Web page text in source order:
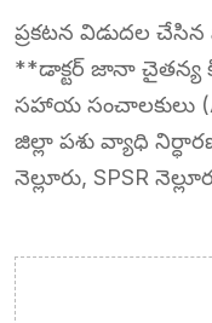
ప్రకటన విడుదల చేసిన
**డాక్టర్ జానా చైతన్య
సహాయ సంచాలకులు
జిల్లా పశు వ్యాధి
నెల్లూరు, SPSR